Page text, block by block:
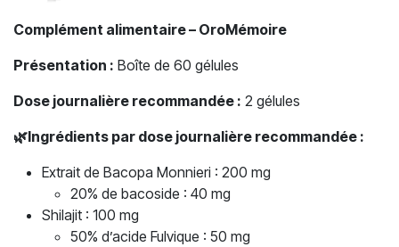
Complément alimentaire – OroMémoire
Présentation : Boîte de 60 gélules
Dose journalière recommandée : 2 gélules
🌿Ingrédients par dose journalière recommandée :
Extrait de Bacopa Monnieri : 200 mg
20% de bacoside : 40 mg
Shilajit : 100 mg
50% d’acide Fulvique : 50 mg